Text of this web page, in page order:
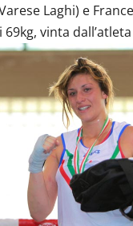
Laghi) e
69kg, vinta